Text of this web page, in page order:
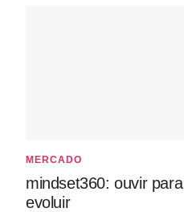
MERCADO
mindset360: ouvir para
evoluir